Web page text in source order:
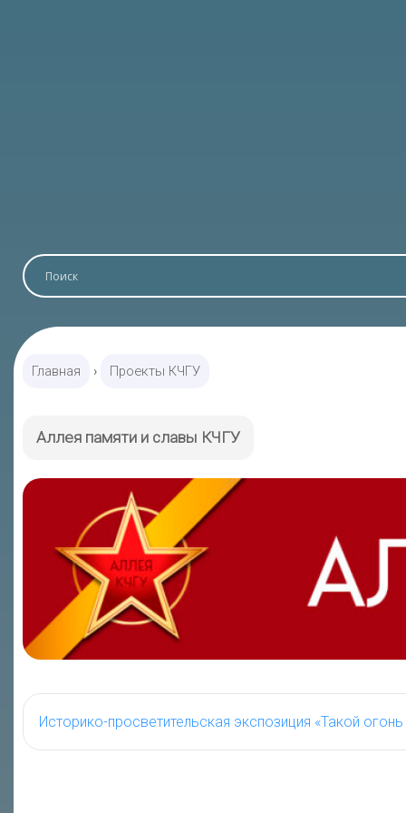
Главная › Проекты КЧГУ
Аллея памяти и славы КЧГУ
Историко-просветительская экспозиция «Такой